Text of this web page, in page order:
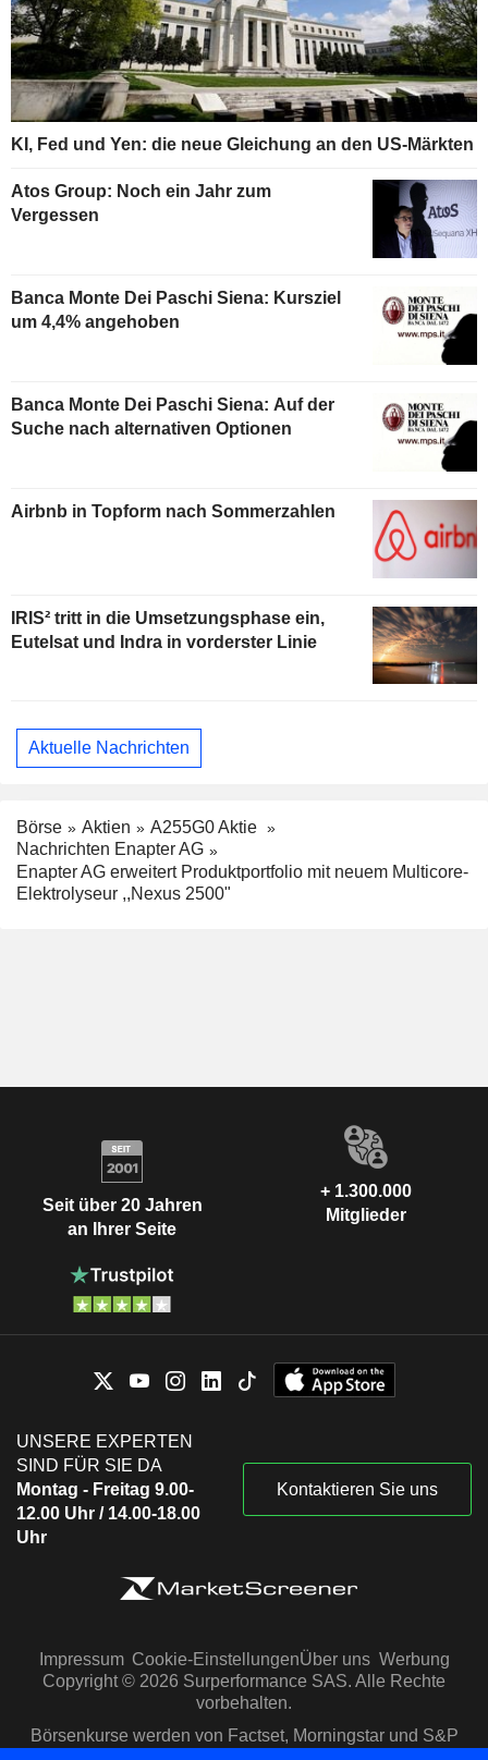
KI, Fed und Yen: die neue Gleichung an den US-Märkten
Atos Group: Noch ein Jahr zum
Vergessen
Banca Monte Dei Paschi Siena: Kursziel
um 4,4% angehoben
Banca Monte Dei Paschi Siena: Auf der
Suche nach alternativen Optionen
Airbnb in Topform nach Sommerzahlen
IRIS² tritt in die Umsetzungsphase ein,
Eutelsat und Indra in vorderster Linie
Aktuelle Nachrichten
Börse Aktien
A255G0 Aktie
Nachrichten Enapter AG
Enapter AG erweitert Produktportfolio mit neuem Multicore-
Elektrolyseur ,,Nexus 2500"
Seit über 20 Jahren
an Ihrer Seite
+ 1.300.000
Mitglieder
UNSERE EXPERTEN
SIND FÜR SIE DA
Montag - Freitag 9.00-
12.00 Uhr / 14.00-18.00
Uhr
Kontaktieren Sie uns
Impressum Cookie-EinstellungenÜber uns Werbung
Copyright © 2026 Surperformance SAS. Alle Rechte
vorbehalten.
Börsenkurse werden von Factset, Morningstar und S&P